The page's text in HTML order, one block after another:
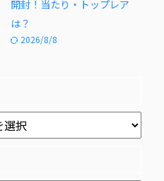
開封！当たり・トップレア
は？
2026/8/8